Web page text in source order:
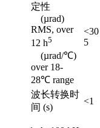
定性
(µrad)
RMS, over
12 h5
(µrad/℃)
over 18-
28℃ range
<30
5
波长转换时
间 (s)
<1